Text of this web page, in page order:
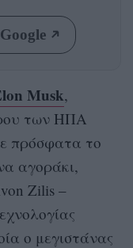
Musk,
των ΗΠΑ
πρόσφατα το
αγοράκι,
Zilis –
ο μεγιστάνας